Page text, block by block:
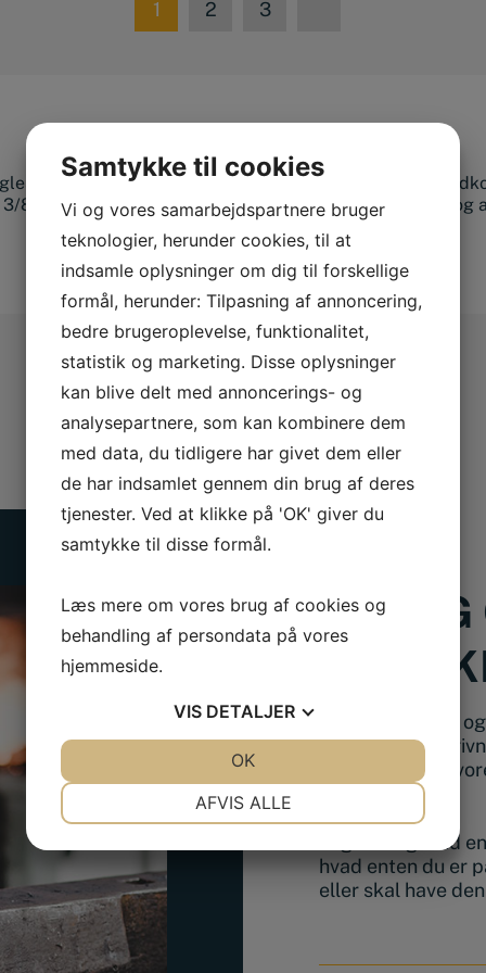
1 2 3
i tommer? Lad os hjælpe dig med at få dit sæt
& 1/2”. Men du finder også et stort udvalg af toppe og
BESØG
Ønsker du at se
en snak og
kan du besøge
Vi giver dig altid
hvad enten du er
eller skal have
Samtykke til cookies
Vi og vores samarbejdspartnere bruger
teknologier, herunder cookies, til at
indsamle oplysninger om dig til forskellige
formål, herunder: Tilpasning af annoncering,
bedre brugeroplevelse, funktionalitet,
statistik og marketing. Disse oplysninger
kan blive delt med annoncerings- og
analysepartnere, som kan kombinere dem
med data, du tidligere har givet dem eller
de har indsamlet gennem din brug af deres
tjenester. Ved at klikke på 'OK' giver du
samtykke til disse formål.
Læs mere om vores brug af cookies og
behandling af persondata på vores
hjemmeside.
VIS DETALJER
MARKETING STATISTIK
AFVIS ALLE
OK